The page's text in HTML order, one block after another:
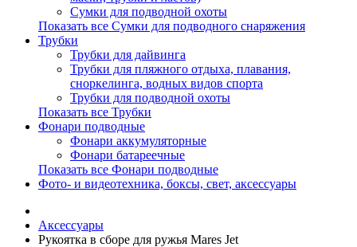
Сумки для подводной охоты
Показать все Сумки для подводного снаряжения
Трубки
Трубки для дайвинга
Трубки для пляжного отдыха, плавания,
сноркелинга, водных видов спорта
Трубки для подводной охоты
Показать все Трубки
Фонари подводные
Фонари аккумуляторные
Фонари батареечные
Показать все Фонари подводные
Фото- и видеотехника, боксы, свет, аксессуары
Аксессуары
Рукоятка в сборе для ружья Mares Jet